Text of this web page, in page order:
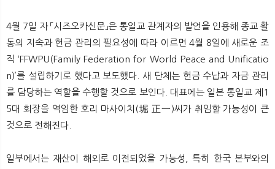
4월 7일 자 「시즈오카신문」은 통일교 관계자의 발언을 인용해 종교 활
동의 지속과 헌금 관리의 필요성에 따라 이르면 4월 8일에 새로운 조
직 ‘FFWPU(Family Federation for World Peace and Unificatio
n)’를 설립하기로 했다고 보도했다. 새 단체는 헌금 수납과 자금 관리
를 담당하는 역할을 수행할 것으로 보인다. 대표에는 일본 통일교 제1
5대 회장을 역임한 호리 마사이치(堀 正一)씨가 취임할 가능성이 큰
것으로 전해진다.
일부에서는 재산이 해외로 이전되었을 가능성, 특히 한국 본부와의